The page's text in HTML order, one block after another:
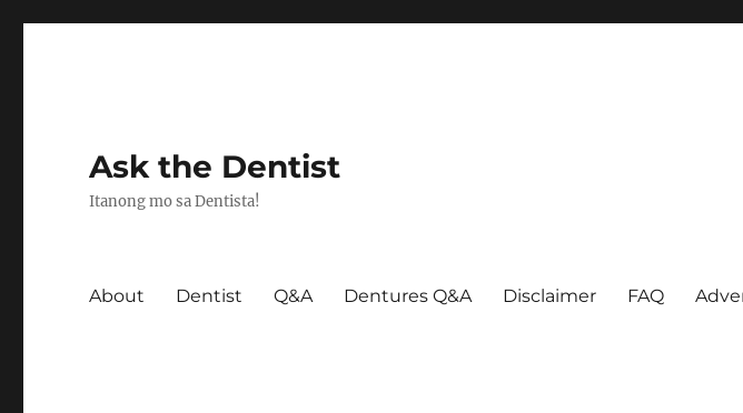
Ask the Dentist
Itanong mo sa Dentista!
About Dentist Q&A Dentures Q&A Disclaimer FAQ